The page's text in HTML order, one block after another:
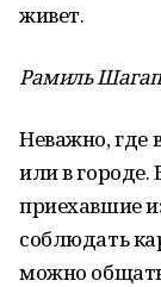
живет.
Рамиль
Неважно, где
или в городе.
приехавшие
соблюдать
можно